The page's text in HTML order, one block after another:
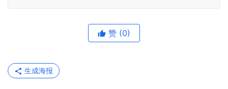
赞 (0)
生成海报